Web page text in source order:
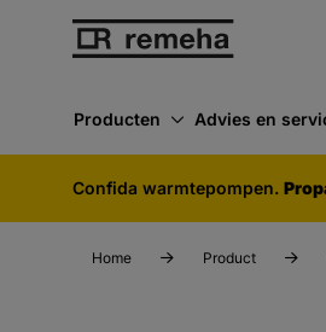
Producten Advies en
Confida warmtepompen.
Home Product